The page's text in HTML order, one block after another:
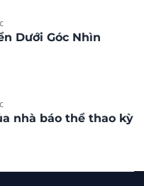
Dưới Góc Nhìn
nhà báo thể thao kỳ